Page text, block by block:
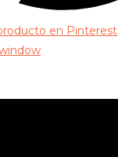
en Pinterest